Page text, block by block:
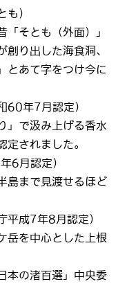
も）
「そとも（外面）」
創り出した海食洞、
とあて字をつけ今に
60年7月認定）
」で汲み上げる香水
定されました。
6月認定）
島まで見渡せるほど
平成7年8月認定）
岳を中心とした上根
本の渚百選」中央委